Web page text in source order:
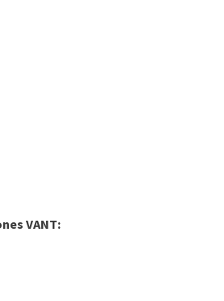
VANT: